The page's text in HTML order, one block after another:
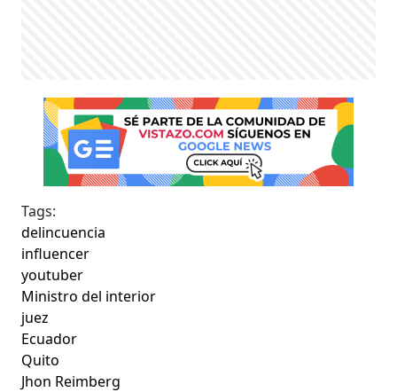
Tags:
delincuencia
influencer
youtuber
Ministro del interior
juez
Ecuador
Quito
Jhon Reimberg